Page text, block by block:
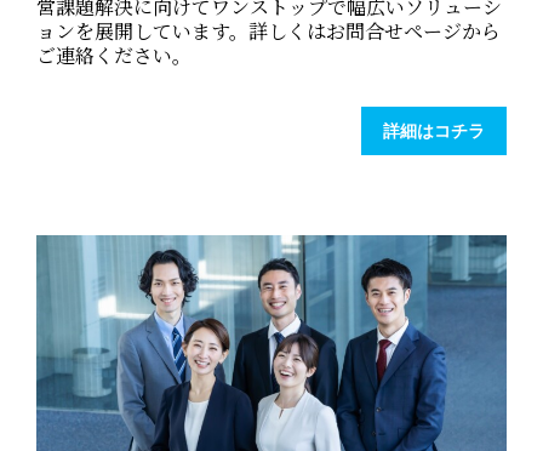
営課題解決に向けてワンストップで幅広いソリューシ
ョンを展開しています。詳しくはお問合せページから
ご連絡ください。
詳細はコチラ